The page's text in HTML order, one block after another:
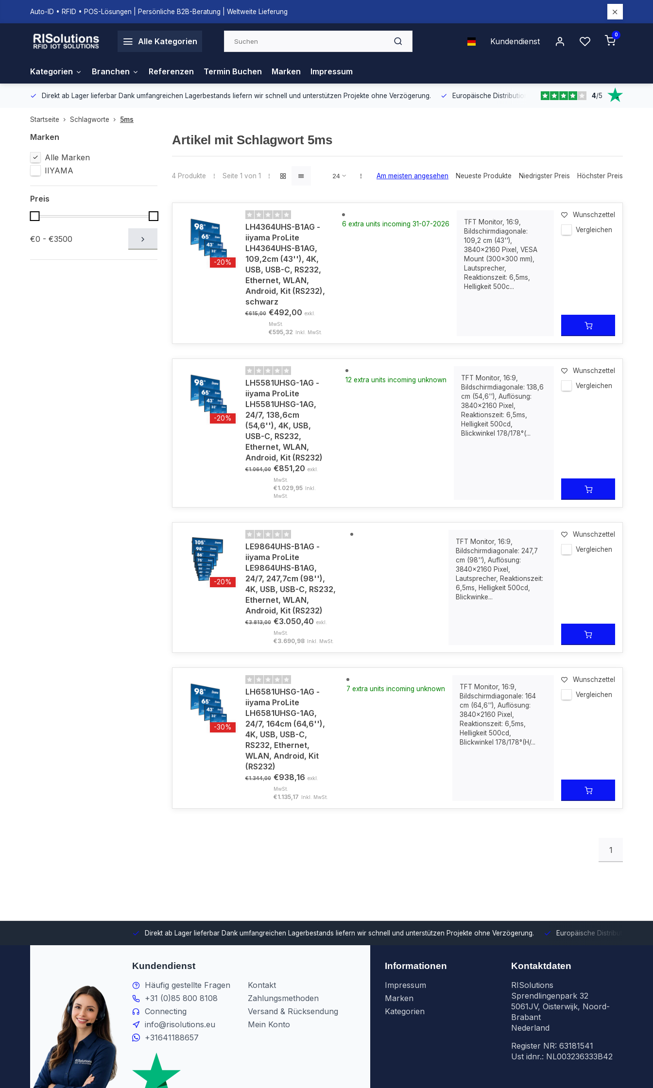
Auto-ID • RFID • POS-Lösungen | Persönliche B2B-Beratung | Weltweite Lieferung
Alle Kategorien Kundendienst
0
Kategorien Branchen Referenzen Termin Buchen Marken Impressum
Direkt ab Lager lieferbar Dank umfangreichen Lagerbestands liefern wir schnell und unterstützen Projekte ohne Verzögerung. Europäische Distribution Mit unserer europaweiten Abdeckung
4/5
Startseite Schlagworte 5ms
Marken
Alle Marken
IIYAMA
Preis
€0 - €3500
Artikel mit Schlagwort 5ms
4 Produkte Seite 1 von 1 Am meisten angesehen Neueste Produkte Niedrigster Preis Höchster Preis
-20%
LH4364UHS-B1AG -
iiyama ProLite
LH4364UHS-B1AG,
109,2cm (43''), 4K,
USB, USB-C, RS232,
Ethernet, WLAN,
Android, Kit (RS232),
schwarz
€615,00 €492,00 exkl.
MwSt.
€595,32 Inkl. MwSt.
6 extra units incoming 31-07-2026
TFT Monitor, 16:9,
Bildschirmdiagonale:
109,2 cm (43''),
3840x2160 Pixel, VESA
Mount (300x300 mm),
Lautsprecher,
Reaktionszeit: 6,5ms,
Helligkeit 500c...
Wunschzettel
Vergleichen
-20%
LH5581UHSG-1AG -
iiyama ProLite
LH5581UHSG-1AG,
24/7, 138,6cm
(54,6''), 4K, USB,
USB-C, RS232,
Ethernet, WLAN,
Android, Kit (RS232)
€1.064,00 €851,20 exkl.
MwSt.
€1.029,95 Inkl.
MwSt.
12 extra units incoming unknown
TFT Monitor, 16:9,
Bildschirmdiagonale: 138,6
cm (54,6''), Auflösung:
3840x2160 Pixel,
Reaktionszeit: 6,5ms,
Helligkeit 500cd,
Blickwinkel 178/178°(...
Wunschzettel
Vergleichen
-20%
LE9864UHS-B1AG -
iiyama ProLite
LE9864UHS-B1AG,
24/7, 247,7cm (98''),
4K, USB, USB-C, RS232,
Ethernet, WLAN,
Android, Kit (RS232)
€3.813,00 €3.050,40 exkl.
MwSt.
€3.690,98 Inkl. MwSt.
TFT Monitor, 16:9,
Bildschirmdiagonale: 247,7
cm (98''), Auflösung:
3840x2160 Pixel,
Lautsprecher, Reaktionszeit:
6,5ms, Helligkeit 500cd,
Blickwinke...
Wunschzettel
Vergleichen
-30%
LH6581UHSG-1AG -
iiyama ProLite
LH6581UHSG-1AG,
24/7, 164cm (64,6''),
4K, USB, USB-C,
RS232, Ethernet,
WLAN, Android, Kit
(RS232)
€1.344,00 €938,16 exkl.
MwSt.
€1.135,17 Inkl. MwSt.
7 extra units incoming unknown
TFT Monitor, 16:9,
Bildschirmdiagonale: 164
cm (64,6''), Auflösung:
3840x2160 Pixel,
Reaktionszeit: 6,5ms,
Helligkeit 500cd,
Blickwinkel 178/178°(H/...
Wunschzettel
Vergleichen
1
Direkt ab Lager lieferbar Dank umfangreichen Lagerbestands liefern wir schnell und unterstützen Projekte ohne Verzögerung. Europäische Distribution
Kundendienst
Häufig gestellte Fragen
+31 (0)85 800 8108
Connecting
info@risolutions.eu
+31641188657
Kontakt
Zahlungsmethoden
Versand & Rücksendung
Mein Konto
Informationen
Impressum
Marken
Kategorien
Kontaktdaten
RISolutions
Sprendlingenpark 32
5061JV, Oisterwijk, Noord-
Brabant
Nederland
Register NR: 63181541
Ust idnr.: NL003236333B42